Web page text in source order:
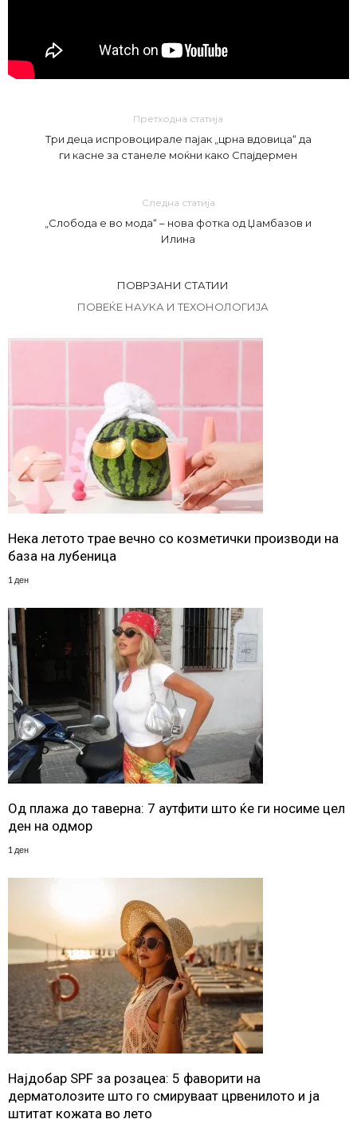
Претходна статија
Три деца испровоцирале пајак „црна вдовица“ да
ги касне за станеле моќни како Спајдермен
Следна статија
„Слобода е во мода“ – нова фотка од Џамбазов и
Илина
ПОВРЗАНИ СТАТИИ
ПОВЕЌЕ НАУКА И ТЕХОНОЛОГИЈА
Нека летото трае вечно со козметички производи на
база на лубеница
1 ден
Од плажа до таверна: 7 аутфити што ќе ги носиме цел
ден на одмор
1 ден
Најдобар SPF за розацеа: 5 фаворити на
дерматолозите што го смируваат црвенилото и ја
штитат кожата во лето